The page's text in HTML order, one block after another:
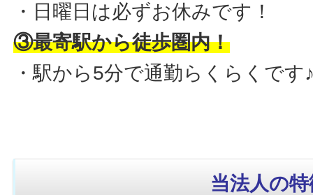
・日曜日は必ずお休みです！
③最寄駅から徒歩圏内！
・駅から5分で通勤らくらくです
当法人の